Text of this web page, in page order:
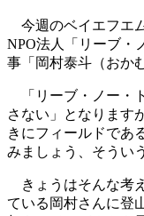
今週のベイエフエ
NPO法人「リーブ・
事「岡村泰斗（おか
「リーブ・ノー・
さない」となります
きにフィールドであ
みましょう、そうい
きょうはそんな考
ている岡村さんに登